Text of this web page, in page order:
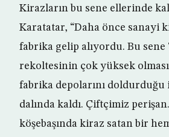
Kirazların bu sene ellerinde
Karatatar, “Daha önce sanayi
fabrika gelip alıyordu. Bu sene
rekoltesinin çok yüksek
fabrika depolarını doldurduğu
dalında kaldı. Çiftçimiz perişan.
köşebaşında kiraz satan bir